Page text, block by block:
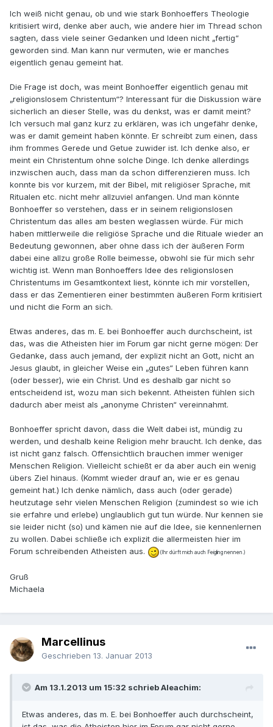
Ich weiß nicht genau, ob und wie stark Bonhoeffers Theologie
kritisiert wird, denke aber auch, wie andere hier im Thread schon
sagten, dass viele seiner Gedanken und Ideen nicht „fertig“
geworden sind. Man kann nur vermuten, wie er manches
eigentlich genau gemeint hat.
Die Frage ist doch, was meint Bonhoeffer eigentlich genau mit
„religionslosem Christentum“? Interessant für die Diskussion wäre
sicherlich an dieser Stelle, was du denkst, was er damit meint?
Ich versuch mal ganz kurz zu erklären, was ich ungefähr denke,
was er damit gemeint haben könnte. Er schreibt zum einen, dass
ihm frommes Gerede und Getue zuwider ist. Ich denke also, er
meint ein Christentum ohne solche Dinge. Ich denke allerdings
inzwischen auch, dass man da schon differenzieren muss. Ich
konnte bis vor kurzem, mit der Bibel, mit religiöser Sprache, mit
Ritualen etc. nicht mehr allzuviel anfangen. Und man könnte
Bonhoeffer so verstehen, dass er in seinem religionslosen
Christentum das alles am besten weglassen würde. Für mich
haben mittlerweile die religiöse Sprache und die Rituale wieder an
Bedeutung gewonnen, aber ohne dass ich der äußeren Form
dabei eine allzu große Rolle beimesse, obwohl sie für mich sehr
wichtig ist. Wenn man Bonhoeffers Idee des religionslosen
Christentums im Gesamtkontext liest, könnte ich mir vorstellen,
dass er das Zementieren einer bestimmten äußeren Form kritisiert
und nicht die Form an sich.
Etwas anderes, das m. E. bei Bonhoeffer auch durchscheint, ist
das, was die Atheisten hier im Forum gar nicht gerne mögen: Der
Gedanke, dass auch jemand, der explizit nicht an Gott, nicht an
Jesus glaubt, in gleicher Weise ein „gutes“ Leben führen kann
(oder besser), wie ein Christ. Und es deshalb gar nicht so
entscheidend ist, wozu man sich bekennt. Atheisten fühlen sich
dadurch aber meist als „anonyme Christen“ vereinnahmt.
Bonhoeffer spricht davon, dass die Welt dabei ist, mündig zu
werden, und deshalb keine Religion mehr braucht. Ich denke, das
ist nicht ganz falsch. Offensichtlich brauchen immer weniger
Menschen Religion. Vielleicht schießt er da aber auch ein wenig
übers Ziel hinaus. (Kommt wieder drauf an, wie er es genau
gemeint hat.) Ich denke nämlich, dass auch (oder gerade)
heutzutage sehr vielen Menschen Religion (zumindest so wie ich
sie erfahre und erlebe) unglaublich gut tun würde. Nur kennen sie
sie leider nicht (so) und kämen nie auf die Idee, sie kennenlernen
zu wollen. Dabei schließe ich explizit die allermeisten hier im
Forum schreibenden Atheisten aus.
(Ihr dürft mich auch Feigling nennen.)
Gruß
Michaela
Marcellinus
Geschrieben 13. Januar 2013
Am 13.1.2013 um 15:32 schrieb Aleachim:
Etwas anderes, das m. E. bei Bonhoeffer auch durchscheint,